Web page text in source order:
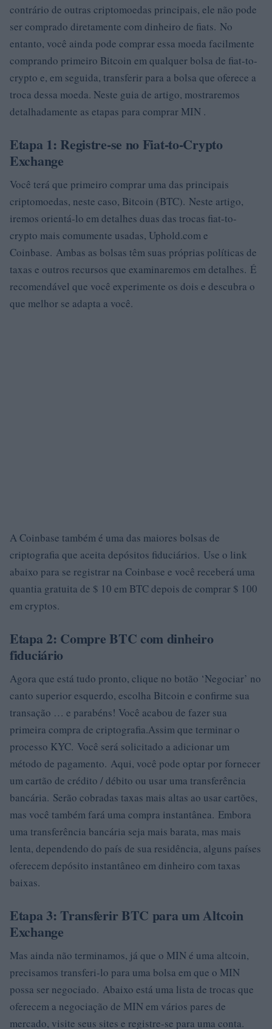
contrário de outras criptomoedas principais, ele não pode
ser comprado diretamente com dinheiro de fiats. No
entanto, você ainda pode comprar essa moeda facilmente
comprando primeiro Bitcoin em qualquer bolsa de fiat-to-
crypto e, em seguida, transferir para a bolsa que oferece a
troca dessa moeda. Neste guia de artigo, mostraremos
detalhadamente as etapas para comprar MIN .
Etapa 1: Registre-se no Fiat-to-Crypto
Exchange
Você terá que primeiro comprar uma das principais
criptomoedas, neste caso, Bitcoin (BTC). Neste artigo,
iremos orientá-lo em detalhes duas das trocas fiat-to-
crypto mais comumente usadas, Uphold.com e
Coinbase. Ambas as bolsas têm suas próprias políticas de
taxas e outros recursos que examinaremos em detalhes. É
recomendável que você experimente os dois e descubra o
que melhor se adapta a você.
A Coinbase também é uma das maiores bolsas de
criptografia que aceita depósitos fiduciários. Use o link
abaixo para se registrar na Coinbase e você receberá uma
quantia gratuita de $ 10 em BTC depois de comprar $ 100
em cryptos.
Etapa 2: Compre BTC com dinheiro
fiduciário
Agora que está tudo pronto, clique no botão ‘Negociar’ no
canto superior esquerdo, escolha Bitcoin e confirme sua
transação … e parabéns! Você acabou de fazer sua
primeira compra de criptografia.Assim que terminar o
processo KYC. Você será solicitado a adicionar um
método de pagamento. Aqui, você pode optar por fornecer
um cartão de crédito / débito ou usar uma transferência
bancária. Serão cobradas taxas mais altas ao usar cartões,
mas você também fará uma compra instantânea. Embora
uma transferência bancária seja mais barata, mas mais
lenta, dependendo do país de sua residência, alguns países
oferecem depósito instantâneo em dinheiro com taxas
baixas.
Etapa 3: Transferir BTC para um Altcoin
Exchange
Mas ainda não terminamos, já que o MIN é uma altcoin,
precisamos transferi-lo para uma bolsa em que o MIN
possa ser negociado. Abaixo está uma lista de trocas que
oferecem a negociação de MIN em vários pares de
mercado, visite seus sites e registre-se para uma conta.